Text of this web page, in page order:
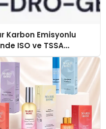
Karbon Emisyonlu
ISO ve TSSA